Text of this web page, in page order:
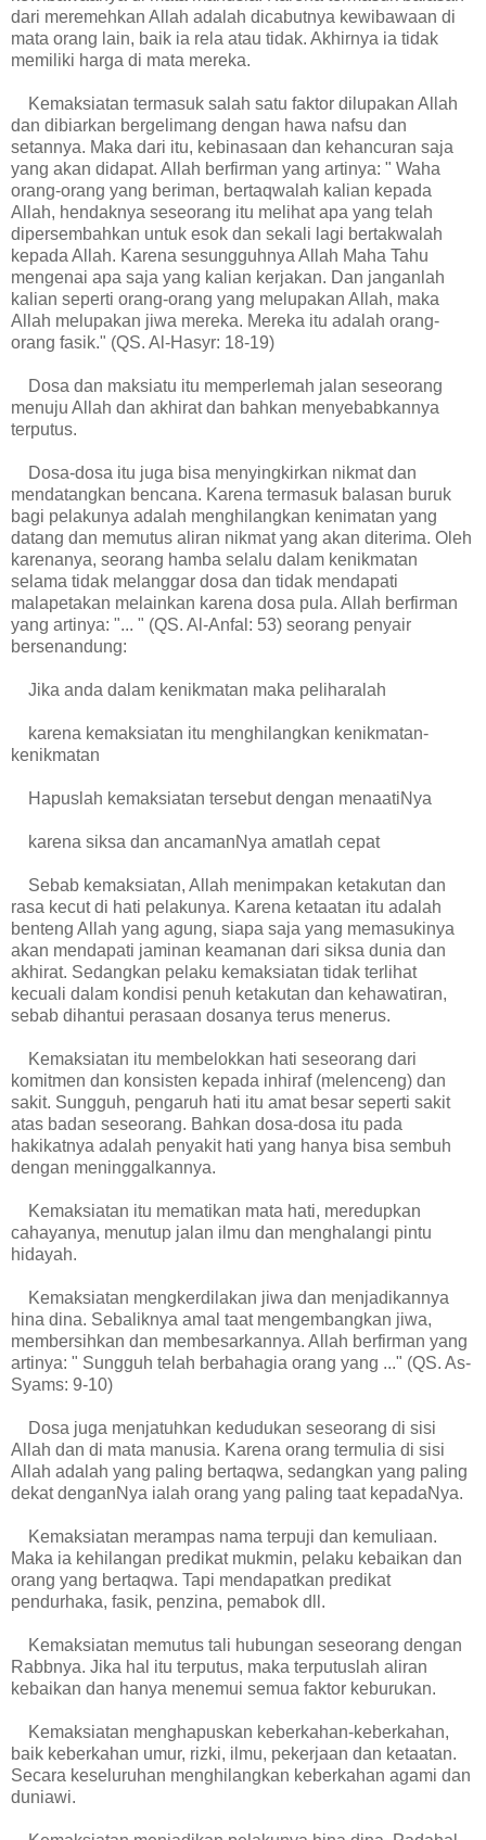
dari meremehkan Allah adalah dicabutnya kewibawaan di
mata orang lain, baik ia rela atau tidak. Akhirnya ia tidak
memiliki harga di mata mereka.
Kemaksiatan termasuk salah satu faktor dilupakan Allah
dan dibiarkan bergelimang dengan hawa nafsu dan
setannya. Maka dari itu, kebinasaan dan kehancuran saja
yang akan didapat. Allah berfirman yang artinya: " Waha
orang-orang yang beriman, bertaqwalah kalian kepada
Allah, hendaknya seseorang itu melihat apa yang telah
dipersembahkan untuk esok dan sekali lagi bertakwalah
kepada Allah. Karena sesungguhnya Allah Maha Tahu
mengenai apa saja yang kalian kerjakan. Dan janganlah
kalian seperti orang-orang yang melupakan Allah, maka
Allah melupakan jiwa mereka. Mereka itu adalah orang-
orang fasik." (QS. Al-Hasyr: 18-19)
Dosa dan maksiatu itu memperlemah jalan seseorang
menuju Allah dan akhirat dan bahkan menyebabkannya
terputus.
Dosa-dosa itu juga bisa menyingkirkan nikmat dan
mendatangkan bencana. Karena termasuk balasan buruk
bagi pelakunya adalah menghilangkan kenimatan yang
datang dan memutus aliran nikmat yang akan diterima. Oleh
karenanya, seorang hamba selalu dalam kenikmatan
selama tidak melanggar dosa dan tidak mendapati
malapetakan melainkan karena dosa pula. Allah berfirman
yang artinya: "... " (QS. Al-Anfal: 53) seorang penyair
bersenandung:
Jika anda dalam kenikmatan maka peliharalah
karena kemaksiatan itu menghilangkan kenikmatan-
kenikmatan
Hapuslah kemaksiatan tersebut dengan menaatiNya
karena siksa dan ancamanNya amatlah cepat
Sebab kemaksiatan, Allah menimpakan ketakutan dan
rasa kecut di hati pelakunya. Karena ketaatan itu adalah
benteng Allah yang agung, siapa saja yang memasukinya
akan mendapati jaminan keamanan dari siksa dunia dan
akhirat. Sedangkan pelaku kemaksiatan tidak terlihat
kecuali dalam kondisi penuh ketakutan dan kehawatiran,
sebab dihantui perasaan dosanya terus menerus.
Kemaksiatan itu membelokkan hati seseorang dari
komitmen dan konsisten kepada inhiraf (melenceng) dan
sakit. Sungguh, pengaruh hati itu amat besar seperti sakit
atas badan seseorang. Bahkan dosa-dosa itu pada
hakikatnya adalah penyakit hati yang hanya bisa sembuh
dengan meninggalkannya.
Kemaksiatan itu mematikan mata hati, meredupkan
cahayanya, menutup jalan ilmu dan menghalangi pintu
hidayah.
Kemaksiatan mengkerdilakan jiwa dan menjadikannya
hina dina. Sebaliknya amal taat mengembangkan jiwa,
membersihkan dan membesarkannya. Allah berfirman yang
artinya: " Sungguh telah berbahagia orang yang ..." (QS. As-
Syams: 9-10)
Dosa juga menjatuhkan kedudukan seseorang di sisi
Allah dan di mata manusia. Karena orang termulia di sisi
Allah adalah yang paling bertaqwa, sedangkan yang paling
dekat denganNya ialah orang yang paling taat kepadaNya.
Kemaksiatan merampas nama terpuji dan kemuliaan.
Maka ia kehilangan predikat mukmin, pelaku kebaikan dan
orang yang bertaqwa. Tapi mendapatkan predikat
pendurhaka, fasik, penzina, pemabok dll.
Kemaksiatan memutus tali hubungan seseorang dengan
Rabbnya. Jika hal itu terputus, maka terputuslah aliran
kebaikan dan hanya menemui semua faktor keburukan.
Kemaksiatan menghapuskan keberkahan-keberkahan,
baik keberkahan umur, rizki, ilmu, pekerjaan dan ketaatan.
Secara keseluruhan menghilangkan keberkahan agami dan
duniawi.